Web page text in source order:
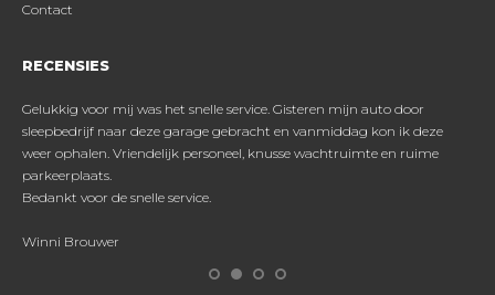
Contact
RECENSIES
Gelukkig voor mij was het snelle service. Gisteren mijn auto door
sleepbedrijf naar deze garage gebracht en vanmiddag kon ik deze
weer ophalen. Vriendelijk personeel, knusse wachtruimte en ruime
parkeerplaats.
Bedankt voor de snelle service.
Winni Brouwer